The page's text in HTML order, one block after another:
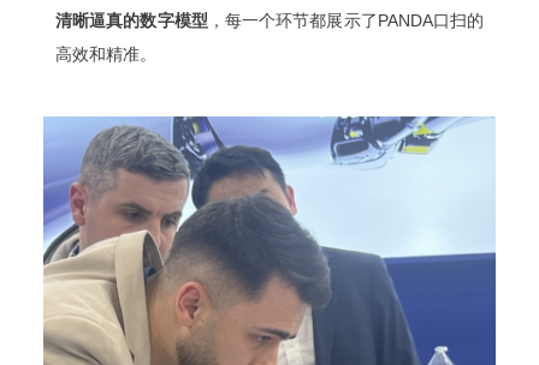
清晰逼真的数字模型 ，每一个环节都展示了PANDA口扫的
高效和精准。